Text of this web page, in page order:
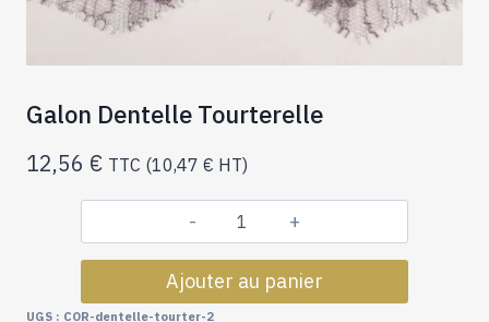
Galon Dentelle Tourterelle
12,56 € TTC (10,47 € HT)
quantité
de
Galon
Ajouter au panier
UGS : COR-dentelle-tourter-2